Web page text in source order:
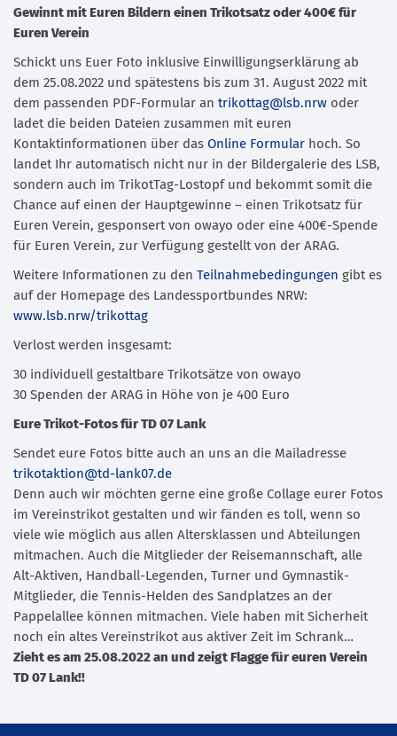
Gewinnt mit Euren Bildern einen Trikotsatz oder 400€ für
Euren Verein
Schickt uns Euer Foto inklusive Einwilligungserklärung ab
dem 25.08.2022 und spätestens bis zum 31. August 2022 mit
dem passenden PDF-Formular an trikottag@lsb.nrw oder
ladet die beiden Dateien zusammen mit euren
Kontaktinformationen über das Online Formular hoch. So
landet Ihr automatisch nicht nur in der Bildergalerie des LSB,
sondern auch im TrikotTag-Lostopf und bekommt somit die
Chance auf einen der Hauptgewinne – einen Trikotsatz für
Euren Verein, gesponsert von owayo oder eine 400€-Spende
für Euren Verein, zur Verfügung gestellt von der ARAG.
Weitere Informationen zu den Teilnahmebedingungen gibt es
auf der Homepage des Landessportbundes NRW:
www.lsb.nrw/trikottag
Verlost werden insgesamt:
30 individuell gestaltbare Trikotsätze von owayo
30 Spenden der ARAG in Höhe von je 400 Euro
Eure Trikot-Fotos für TD 07 Lank
Sendet eure Fotos bitte auch an uns an die Mailadresse
trikotaktion@td-lank07.de
Denn auch wir möchten gerne eine große Collage eurer Fotos
im Vereinstrikot gestalten und wir fänden es toll, wenn so
viele wie möglich aus allen Altersklassen und Abteilungen
mitmachen. Auch die Mitglieder der Reisemannschaft, alle
Alt-Aktiven, Handball-Legenden, Turner und Gymnastik-
Mitglieder, die Tennis-Helden des Sandplatzes an der
Pappelallee können mitmachen. Viele haben mit Sicherheit
noch ein altes Vereinstrikot aus aktiver Zeit im Schrank…
Zieht es am 25.08.2022 an und zeigt Flagge für euren Verein
TD 07 Lank!!